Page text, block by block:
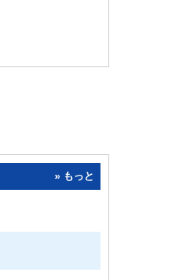
» もっと